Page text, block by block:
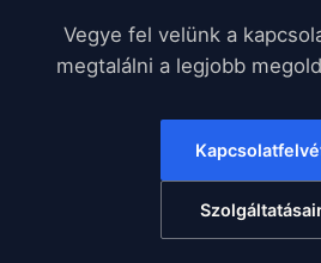
Vegye fel velünk a
megtalálni a legjobb